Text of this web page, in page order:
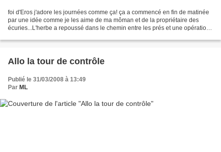
foi d'Eros j'adore les journées comme ça! ça a commencé en fin de matinée
par une idée comme je les aime de ma môman et de la propriétaire des
écuries...L'herbe a repoussé dans le chemin entre les prés et une opération
Allo la tour de contrôle
Publié le 31/03/2008 à 13:49
Par ML